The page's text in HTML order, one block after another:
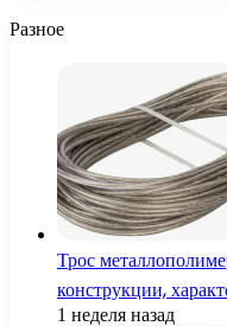
Разное
Трос
конструкции,
1 неделя назад